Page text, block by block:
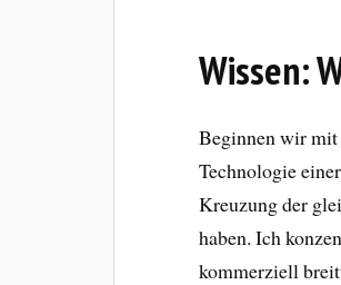
Wissen:
Beginnen wir mit
Technologie
Kreuzung der
haben. Ich
kommerziell